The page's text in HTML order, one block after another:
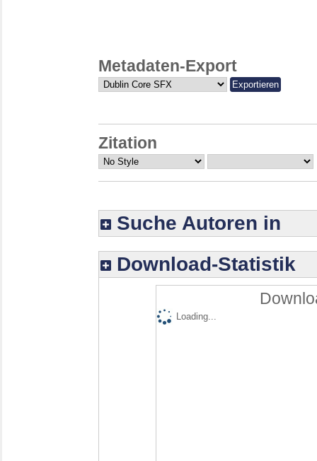
Metadaten-Export
Zitation
Suche Autoren in
Download-Statistik
Loading...